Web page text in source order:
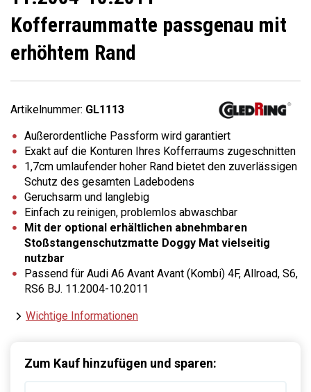
Kofferraummatte passgenau mit
erhöhtem Rand
Artikelnummer: GL1113
Außerordentliche Passform wird garantiert
Exakt auf die Konturen Ihres Kofferraums zugeschnitten
1,7cm umlaufender hoher Rand bietet den zuverlässigen
Schutz des gesamten Ladebodens
Geruchsarm und langlebig
Einfach zu reinigen, problemlos abwaschbar
Mit der optional erhältlichen abnehmbaren
Stoßstangenschutzmatte Doggy Mat vielseitig
nutzbar
Passend für Audi A6 Avant Avant (Kombi) 4F, Allroad, S6,
RS6 BJ. 11.2004-10.2011
Wichtige Informationen
Zum Kauf hinzufügen und sparen: